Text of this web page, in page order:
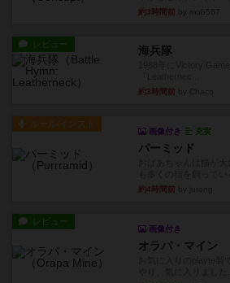
約3時間前
レビュー 海兵隊
約3時間前
ルール/インスト
画像付き 充実
パーミッド
約4時間前
レビュー
画像付き
オラパ・マイン